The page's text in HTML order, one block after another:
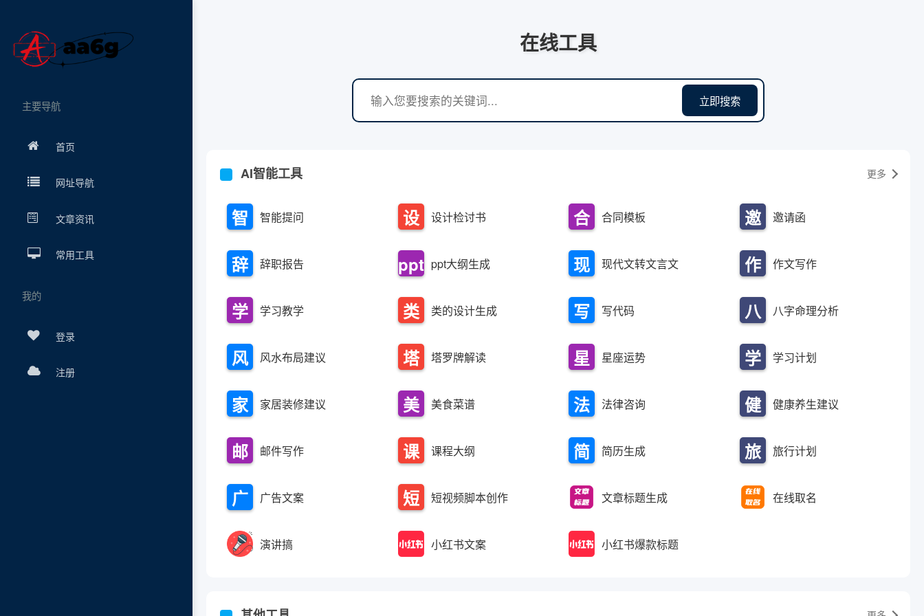
主要导航
首页
网址导航
文章资讯
常用工具
我的
登录
注册
在线工具
立即搜索
AI智能工具 更多
智
能
提
问
智能提问
设
计
检
讨
书
设计检讨书
合
同
模
板
合同模板
邀
请
函
邀请函
辞
职
报
告
辞职报告
ppt
大
纲
生
成
ppt大纲生成
现
代
文
转
文
言
现代文转文言文
作
文
写
作
作文写作
学
习
教
学
学习教学
类
的
设
计
生
成
类的设计生成
写
代
码
写代码
八
字
命
理
分
析
八字命理分析
风
水
布
局
建
议
风水布局建议
塔
罗
牌
解
读
塔罗牌解读
星
座
运
势
星座运势
学
习
计
划
学习计划
家
居
装
修
建
议
家居装修建议
美
食
菜
谱
美食菜谱
法
律
咨
询
法律咨询
健
康
养
生
建
健康养生建议
邮
件
写
作
邮件写作
课
程
大
纲
课程大纲
简
生
成
简历生成
旅
计
旅行计划
广
告
文
广告文案
短
视
频
短视频脚本创作 文章标题生成 在线取名
演讲搞 小红书文案 小红书爆款标题